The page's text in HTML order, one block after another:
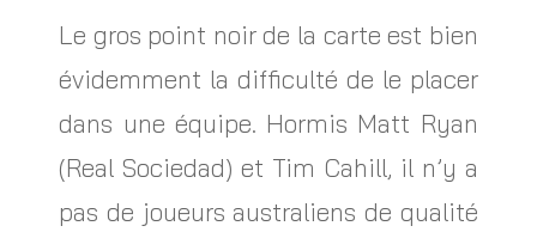
Le gros point noir de la carte est bien
évidemment la difficulté de le placer
dans une équipe. Hormis Matt Ryan
(Real Sociedad) et Tim Cahill, il n’y a
pas de joueurs australiens de qualité